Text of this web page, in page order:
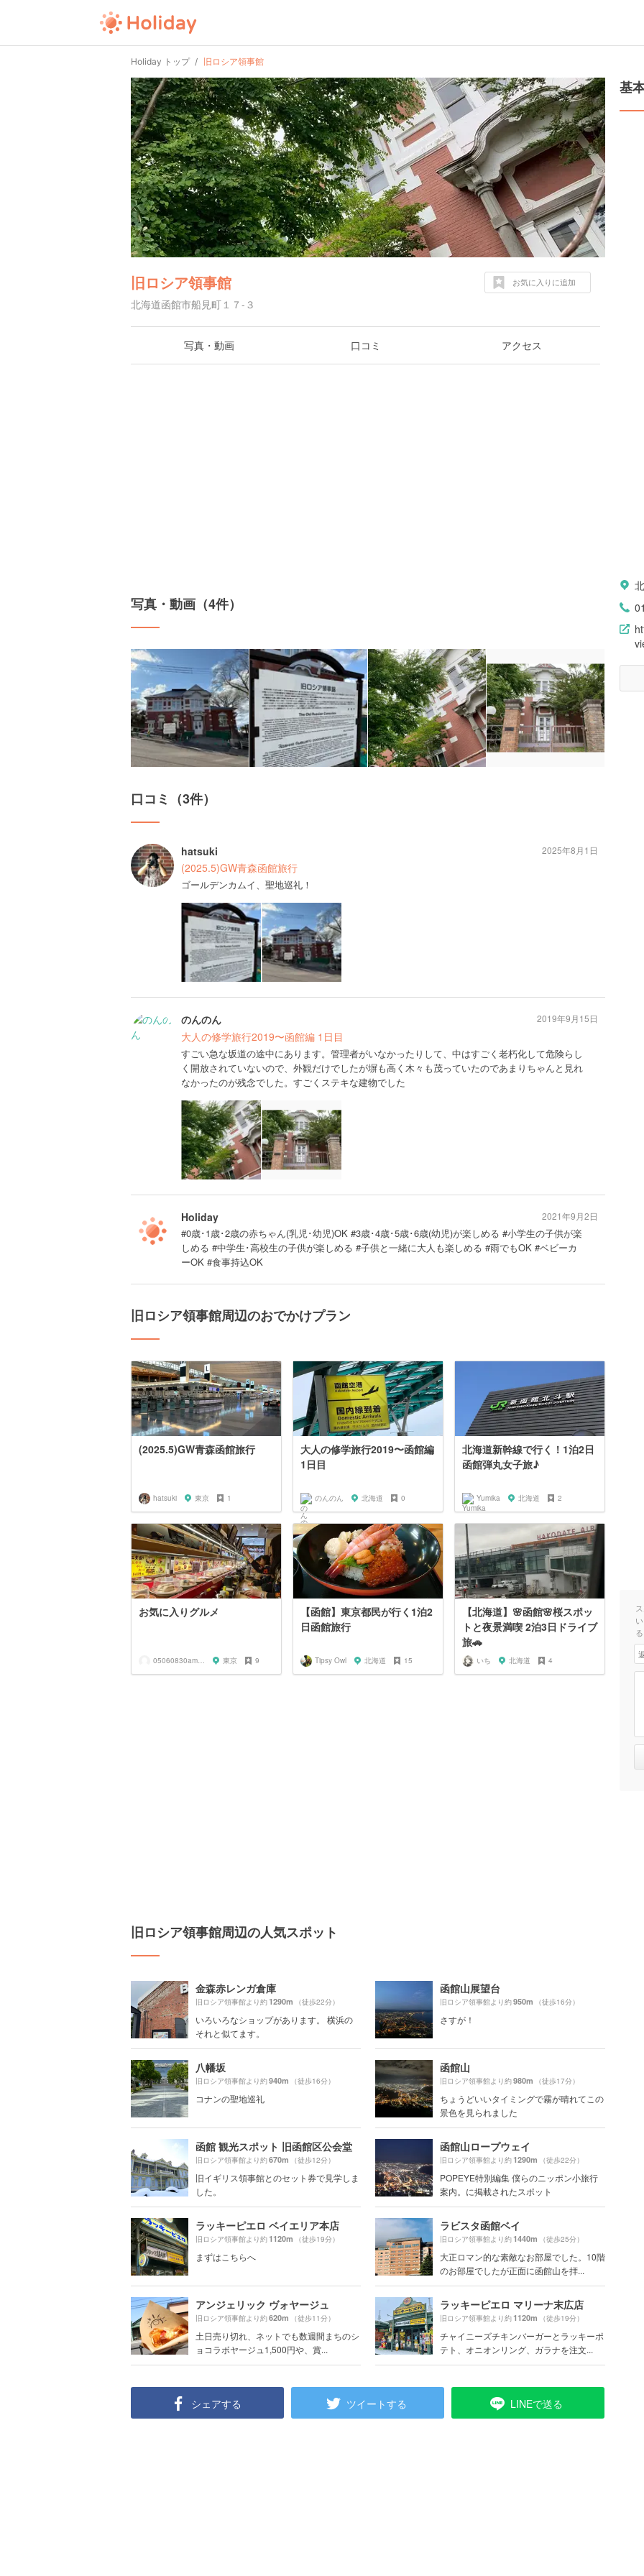
Holiday トップ 旧ロシア領事館
旧ロシア領事館
北海道函館市船見町１７-３
お気に入りに追加
写真・動画 口コミ アクセス
写真・動画（4件）
口コミ（3件）
hatsuki
(2025.5)GW青森函館旅行
ゴールデンカムイ、聖地巡礼！
2025年8月1日
のんのん
大人の修学旅行2019〜函館編 1日目
すごい急な坂道の途中にあります。管理者がいなかったりして、中はすごく老朽化して危険らし
く開放されていないので、外観だけでしたが塀も高く木々も茂っていたのであまりちゃんと見れ
なかったのが残念でした。すごくステキな建物でした
2019年9月15日
Holiday
#0歳･1歳･2歳の赤ちゃん(乳児･幼児)OK #3歳･4歳･5歳･6歳(幼児)が楽しめる #小学生の子供が楽
しめる #中学生･高校生の子供が楽しめる #子供と一緒に大人も楽しめる #雨でもOK #ベビーカ
ーOK #食事持込OK
2021年9月2日
旧ロシア領事館周辺のおでかけプラン
(2025.5)GW青森函館旅行
hatsuki 東京 1
大人の修学旅行2019〜函館編
1日目
のんのん 北海道 0
北海道新幹線で行く！1泊2日
函館弾丸女子旅♪
Yumika 北海道 2
お気に入りグルメ
05060830amnos 東京 9
【函館】東京都民が行く1泊2
日函館旅行
Tipsy Owl 北海道 15
【北海道】🌸函館🌸桜スポッ
トと夜景満喫 2泊3日ドライブ
旅🚗
いち 北海道 4
旧ロシア領事館周辺の人気スポット
金森赤レンガ倉庫
旧ロシア領事館より約1290m （徒歩22分）
いろいろなショップがあります。 横浜の
それと似てます。
函館山展望台
旧ロシア領事館より約950m （徒歩16分）
さすが！
八幡坂
旧ロシア領事館より約940m （徒歩16分）
コナンの聖地巡礼
函館山
旧ロシア領事館より約980m （徒歩17分）
ちょうどいいタイミングで霧が晴れてこの
景色を見られました
函館 観光スポット 旧函館区公会堂
旧ロシア領事館より約670m （徒歩12分）
旧イギリス領事館とのセット券で見学しま
した。
函館山ロープウェイ
旧ロシア領事館より約1290m （徒歩22分）
POPEYE特別編集 僕らのニッポン小旅行
案内。に掲載されたスポット
ラッキーピエロ ベイエリア本店
旧ロシア領事館より約1120m （徒歩19分）
まずはこちらへ
ラビスタ函館ベイ
旧ロシア領事館より約1440m （徒歩25分）
大正ロマン的な素敵なお部屋でした。10階
のお部屋でしたが正面に函館山を拝...
アンジェリック ヴォヤージュ
旧ロシア領事館より約620m （徒歩11分）
土日売り切れ、ネットでも数週間まちのシ
ョコラボヤージュ1,500円や、賞...
ラッキーピエロ マリーナ末広店
旧ロシア領事館より約1120m （徒歩19分）
チャイニーズチキンバーガーとラッキーポ
テト、オニオンリング、ガラナを注文...
シェアする ツイートする LINEで送る
基